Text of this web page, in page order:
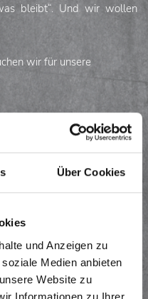
Über Cookies
und Anzeigen zu
Medien anbieten
Website zu
Informationen zu Ihrer
bleibt“. Und wir wollen
wir für unsere
Kenntnis der Montage-
und effektiver
Werkern und Helfer
der verschiedenen